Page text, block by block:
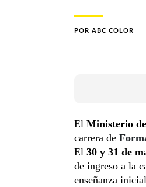
POR ABC COLOR
El Ministerio
carrera de
El 30 y 31 de
de ingreso a la
enseñanza